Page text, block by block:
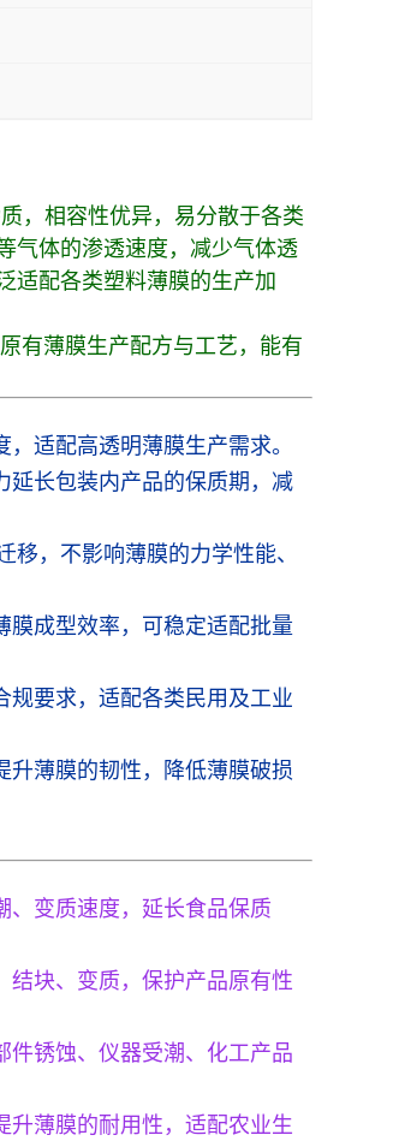
，相容性优异，易分散于各类
气体的渗透速度，减少气体透
适配各类塑料薄膜的生产加
有薄膜生产配方与工艺，能有
适配高透明薄膜生产需求。
延长包装内产品的保质期，减
移，不影响薄膜的力学性能、
膜成型效率，可稳定适配批量
规要求，适配各类民用及工业
升薄膜的韧性，降低薄膜破损
、变质速度，延长食品保质
结块、变质，保护产品原有性
件锈蚀、仪器受潮、化工产品
升薄膜的耐用性，适配农业生